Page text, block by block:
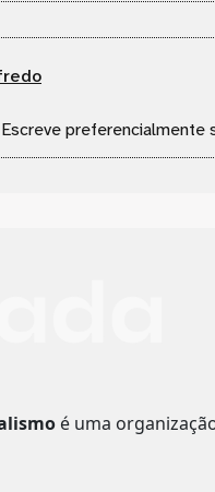
é uma